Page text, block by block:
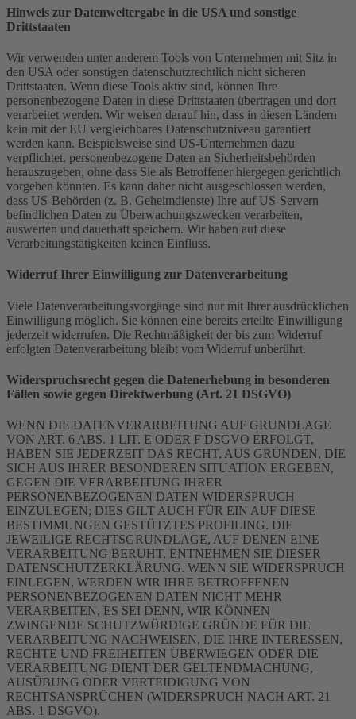
Hinweis zur Datenweitergabe in die USA und sonstige
Drittstaaten
Wir verwenden unter anderem Tools von Unternehmen mit Sitz in
den USA oder sonstigen datenschutzrechtlich nicht sicheren
Drittstaaten. Wenn diese Tools aktiv sind, können Ihre
personenbezogene Daten in diese Drittstaaten übertragen und dort
verarbeitet werden. Wir weisen darauf hin, dass in diesen Ländern
kein mit der EU vergleichbares Datenschutzniveau garantiert
werden kann. Beispielsweise sind US-Unternehmen dazu
verpflichtet, personenbezogene Daten an Sicherheitsbehörden
herauszugeben, ohne dass Sie als Betroffener hiergegen gerichtlich
vorgehen könnten. Es kann daher nicht ausgeschlossen werden,
dass US-Behörden (z. B. Geheimdienste) Ihre auf US-Servern
befindlichen Daten zu Überwachungszwecken verarbeiten,
auswerten und dauerhaft speichern. Wir haben auf diese
Verarbeitungstätigkeiten keinen Einfluss.
Widerruf Ihrer Einwilligung zur Datenverarbeitung
Viele Datenverarbeitungsvorgänge sind nur mit Ihrer ausdrücklichen
Einwilligung möglich. Sie können eine bereits erteilte Einwilligung
jederzeit widerrufen. Die Rechtmäßigkeit der bis zum Widerruf
erfolgten Datenverarbeitung bleibt vom Widerruf unberührt.
Widerspruchsrecht gegen die Datenerhebung in besonderen
Fällen sowie gegen Direktwerbung (Art. 21 DSGVO)
WENN DIE DATENVERARBEITUNG AUF GRUNDLAGE
VON ART. 6 ABS. 1 LIT. E ODER F DSGVO ERFOLGT,
HABEN SIE JEDERZEIT DAS RECHT, AUS GRÜNDEN, DIE
SICH AUS IHRER BESONDEREN SITUATION ERGEBEN,
GEGEN DIE VERARBEITUNG IHRER
PERSONENBEZOGENEN DATEN WIDERSPRUCH
EINZULEGEN; DIES GILT AUCH FÜR EIN AUF DIESE
BESTIMMUNGEN GESTÜTZTES PROFILING. DIE
JEWEILIGE RECHTSGRUNDLAGE, AUF DENEN EINE
VERARBEITUNG BERUHT, ENTNEHMEN SIE DIESER
DATENSCHUTZERKLÄRUNG. WENN SIE WIDERSPRUCH
EINLEGEN, WERDEN WIR IHRE BETROFFENEN
PERSONENBEZOGENEN DATEN NICHT MEHR
VERARBEITEN, ES SEI DENN, WIR KÖNNEN
ZWINGENDE SCHUTZWÜRDIGE GRÜNDE FÜR DIE
VERARBEITUNG NACHWEISEN, DIE IHRE INTERESSEN,
RECHTE UND FREIHEITEN ÜBERWIEGEN ODER DIE
VERARBEITUNG DIENT DER GELTENDMACHUNG,
AUSÜBUNG ODER VERTEIDIGUNG VON
RECHTSANSPRÜCHEN (WIDERSPRUCH NACH ART. 21
ABS. 1 DSGVO).